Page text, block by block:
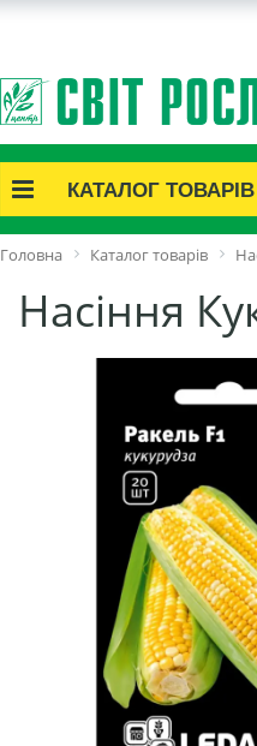
КАТАЛОГ ТОВАРІВ
Акційні товари
Cаджанці троянд
Насіння і розсада
Саджанці декоративні
Засоби захисту рослин
Для кімнатних рослин
Для ландшафтного дизайну
Для поливу
Інструменти та інвентар
Виноробство
Бджільництво
Головна Каталог товарів
Насіння